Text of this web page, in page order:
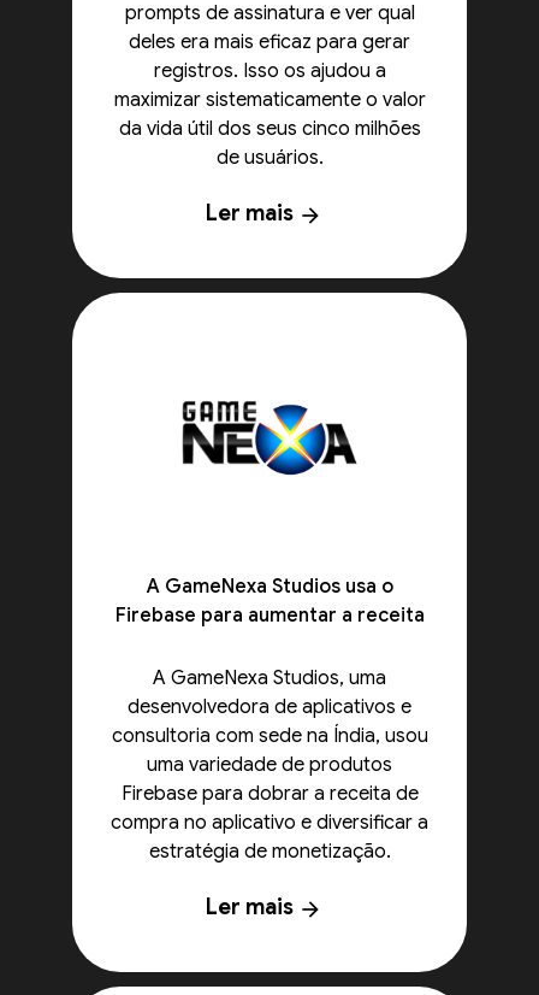
prompts de assinatura e ver qual
deles era mais eficaz para gerar
registros. Isso os ajudou a
maximizar sistematicamente o valor
da vida útil dos seus cinco milhões
de usuários.
Ler mais arrow_forward
A GameNexa Studios usa o
Firebase para aumentar a receita
A GameNexa Studios, uma
desenvolvedora de aplicativos e
consultoria com sede na Índia, usou
uma variedade de produtos
Firebase para dobrar a receita de
compra no aplicativo e diversificar a
estratégia de monetização.
Ler mais arrow_forward